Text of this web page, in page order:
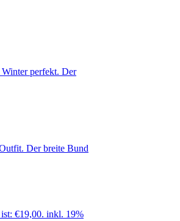
€19,00. inkl. 19%